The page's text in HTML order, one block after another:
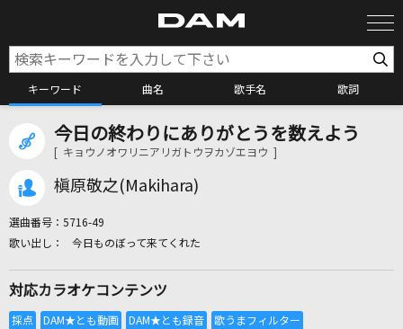
キーワード 曲名 歌手名 歌詞
カラオケ検索
カラオケ店舗検索
全国りれき
今日の終わりにありがとうを数えよう
[ キョウノオワリニアリガトウヲカゾエヨウ ]
槇原敬之(Makihara)
選曲番号： 5716-49
今日ものぼって来てくれた
対応カラオケコンテンツ